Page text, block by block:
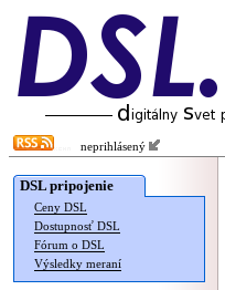
neprihlásený
DSL pripojenie
Ceny DSL
Dostupnosť DSL
Fórum o DSL
Výsledky meraní